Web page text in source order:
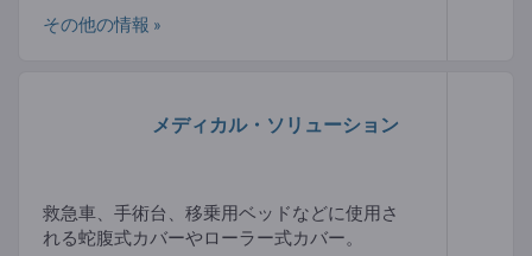
その他の情報 »
メディカル・ソリューション
救急車、手術台、移乗用ベッドなどに使用さ
れる蛇腹式カバーやローラー式カバー。